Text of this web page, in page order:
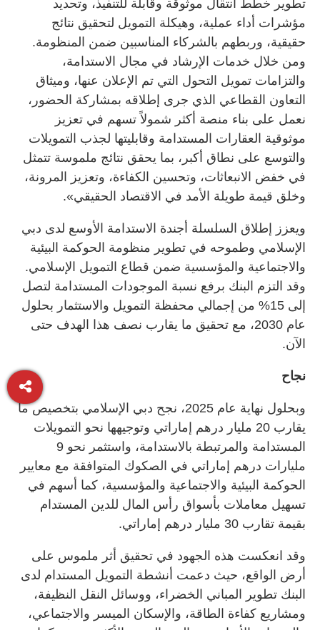
تطوير خطط انتقال موثوقة وقابلة للتنفيذ، وتحديد
مؤشرات أداء عملية، وهيكلة التمويل لتحقيق نتائج
حقيقية، وربطهم بالشركاء المناسبين ضمن المنظومة.
ومن خلال خدمات الإرشاد في مجال الاستدامة،
والتزامات تمويل التحول التي تم الإعلان عنها، وميثاق
التعاون القطاعي الذي جرى إطلاقه بمشاركة الحضور،
نعمل على بناء منصة أكثر شمولاً تسهم في تعزيز
موثوقية العقارات المستدامة وقابليتها لجذب التمويلات
والتوسع على نطاق أكبر، بما يحقق نتائج ملموسة تتمثل
في خفض الانبعاثات، وتحسين الكفاءة، وتعزيز المرونة،
وخلق قيمة طويلة الأمد في الاقتصاد الحقيقي».
ويعزز إطلاق السلسلة أجندة الاستدامة الأوسع لدى دبي
الإسلامي وطموحه في تطوير منظومة الحوكمة البيئية
والاجتماعية والمؤسسية ضمن قطاع التمويل الإسلامي.
وقد التزم البنك برفع نسبة الموجودات المستدامة لتصل
إلى 15% من إجمالي محفظة التمويل والاستثمار بحلول
عام 2030، مع تحقيق ما يقارب نصف هذا الهدف حتى
الآن.
نجاح
وبحلول نهاية عام 2025، نجح دبي الإسلامي بتخصيص ما
يقارب 20 مليار درهم إماراتي وتوجيهها نحو التمويلات
المستدامة والمرتبطة بالاستدامة، واستثمر نحو 9
مليارات درهم إماراتي في الصكوك المتوافقة مع معايير
الحوكمة البيئية والاجتماعية والمؤسسية، كما أسهم في
تسهيل معاملات بأسواق رأس المال للدين المستدام
بقيمة تقارب 30 مليار درهم إماراتي.
وقد انعكست هذه الجهود في تحقيق أثر ملموس على
أرض الواقع، حيث دعمت أنشطة التمويل المستدام لدى
البنك تطوير المباني الخضراء، ووسائل النقل النظيفة،
ومشاريع كفاءة الطاقة، والإسكان الميسر والاجتماعي،